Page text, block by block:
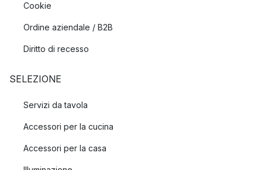
Cookie
Ordine aziendale / B2B
Diritto di recesso
SELEZIONE
Servizi da tavola
Accessori per la cucina
Accessori per la casa